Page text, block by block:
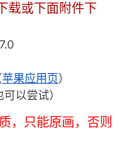
载或下面附件下
苹果应用页）
以尝试）
，只能原画，否则